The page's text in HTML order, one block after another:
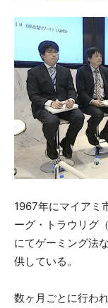
1967年にマイアミ
ーグ・トラウリグ
にてゲーミング法
供している。
数ヶ月ごとに行わ